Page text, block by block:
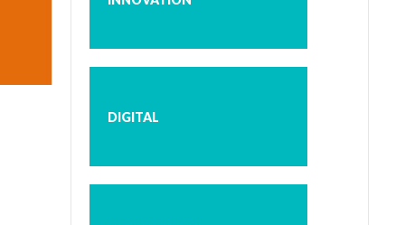
DIGITAL